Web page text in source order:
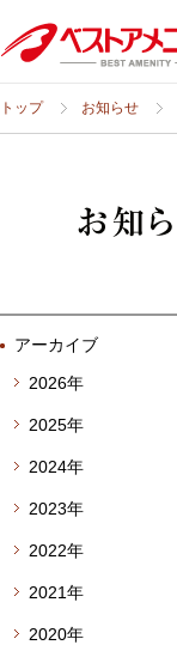
トップ お知らせ
アーカイブ
2026年
2025年
2024年
2023年
2022年
2021年
2020年